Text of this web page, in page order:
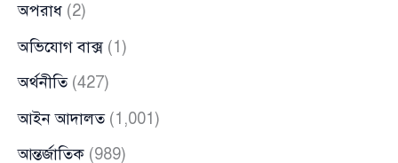
গভীর
রাতে
বিক্ষোভ
অপরাধ (2)
অভিযোগ বাক্স(1)
অর্থনীতি(427)
আইন আদালত(1,001)
আন্তর্জাতিক (989)